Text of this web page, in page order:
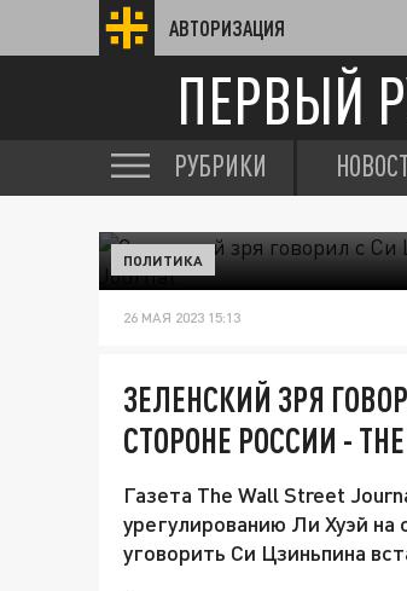
АВТОРИЗАЦИЯ
ПЕРВЫЙ
РУБРИКИ
ПОЛИТИКА
26 МАЯ 2023 15:13
ЗЕЛЕНСКИЙ ЗРЯ
СТОРОНЕ РОССИИ - THE
Газета The Wall Street
урегулированию Ли Хуэй
уговорить Си Цзиньпина